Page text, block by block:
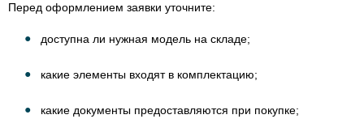
Перед оформлением заявки уточните:
доступна ли нужная модель на складе;
какие элементы входят в комплектацию;
какие документы предоставляются при покупке;